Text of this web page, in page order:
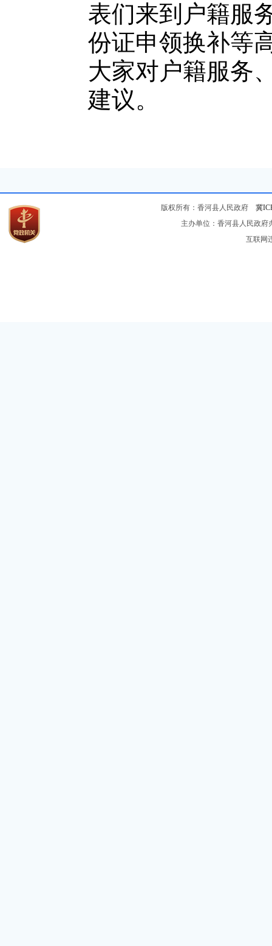
表们来到户籍服
份证申领换补等
大家对户籍服务
建议。
版权所有：香河县人民政府 冀
主办单位：香河县人民政
互联网